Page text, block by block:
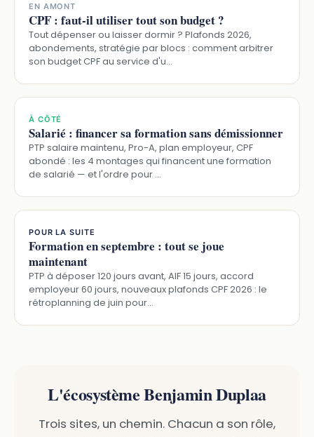
EN AMONT
CPF : faut-il utiliser tout son budget ?
Tout dépenser ou laisser dormir ? Plafonds 2026,
abondements, stratégie par blocs : comment arbitrer
son budget CPF au service d'u…
À CÔTÉ
Salarié : financer sa formation sans démissionner
PTP salaire maintenu, Pro-A, plan employeur, CPF
abondé : les 4 montages qui financent une formation
de salarié — et l'ordre pour …
POUR LA SUITE
Formation en septembre : tout se joue
maintenant
PTP à déposer 120 jours avant, AIF 15 jours, accord
employeur 60 jours, nouveaux plafonds CPF 2026 : le
rétroplanning de juin pour…
L'écosystème Benjamin Duplaa
Trois sites, un chemin. Chacun a son rôle,